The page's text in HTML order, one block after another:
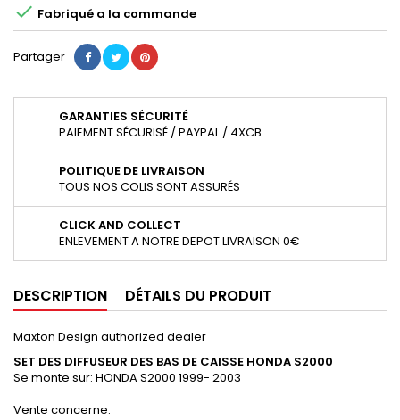
 Fabriqué a la commande
Partager
GARANTIES SÉCURITÉ
PAIEMENT SÉCURISÉ / PAYPAL / 4XCB
POLITIQUE DE LIVRAISON
TOUS NOS COLIS SONT ASSURÉS
CLICK AND COLLECT
ENLEVEMENT A NOTRE DEPOT LIVRAISON 0€
DESCRIPTION DÉTAILS DU PRODUIT
Maxton Design authorized dealer
SET DES DIFFUSEUR DES BAS DE CAISSE HONDA S2000
Se monte sur: HONDAS2000 1999- 2003
Vente concerne: